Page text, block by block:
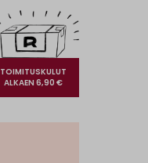
TOIMITUSKULUT
ALKAEN 6,90 €